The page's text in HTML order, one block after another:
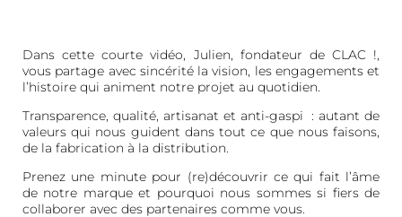
Dans cette courte vidéo, Julien, fondateur de CLAC !,
vous partage avec sincérité la vision, les engagements et
l’histoire qui animent notre projet au quotidien.
Transparence, qualité, artisanat et anti-gaspi : autant de
valeurs qui nous guident dans tout ce que nous faisons,
de la fabrication à la distribution.
Prenez une minute pour (re)découvrir ce qui fait l’âme
de notre marque et pourquoi nous sommes si fiers de
collaborer avec des partenaires comme vous.